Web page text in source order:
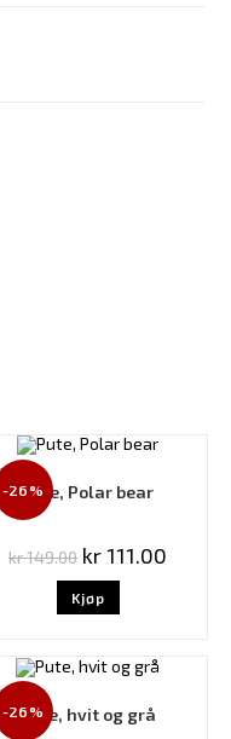
-26%Pute, Polar bear
kr149.00 kr 111.00
Kjøp
-26%Pute, hvit og grå